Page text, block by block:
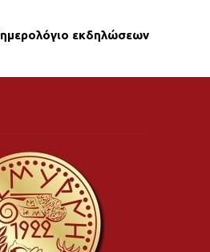
εκδηλώσεων